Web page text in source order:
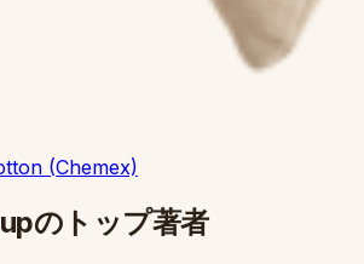
(Chemex)
のトップ著者